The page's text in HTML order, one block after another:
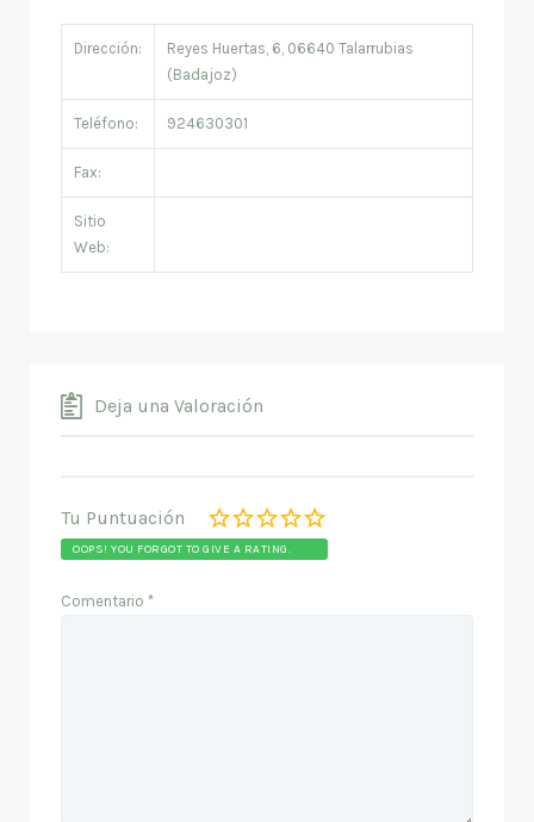
Dirección:
Reyes Huertas, 6, 06640 Talarrubias
(Badajoz)
Teléfono: 924630301
Fax:
Sitio
Web:
Deja una Valoración
Tu Puntuación
OOPS! YOU FORGOT TO GIVE A RATING.
Comentario *